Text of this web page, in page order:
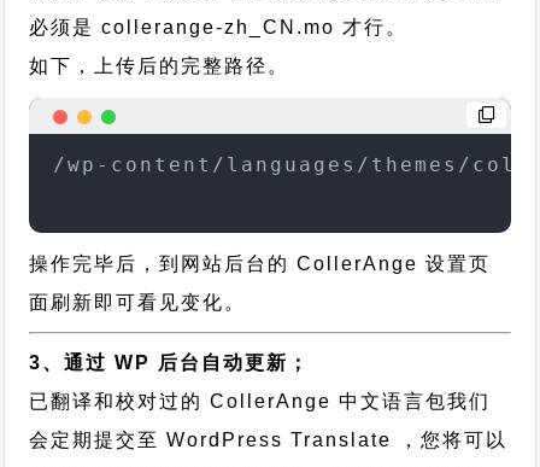
必须是 collerange-zh_CN.mo 才行。
如下，上传后的完整路径。
/wp-content/languages/themes/
操作完毕后，到网站后台的 CollerAnge 设置页
面刷新即可看见变化。
3、通过 WP 后台自动更新；
已翻译和校对过的 CollerAnge 中文语言包我们
会定期提交至 WordPress Translate ，您将可以